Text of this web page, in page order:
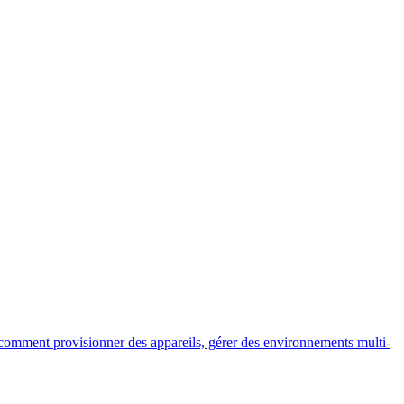
provisionner des appareils, gérer des environnements multi-